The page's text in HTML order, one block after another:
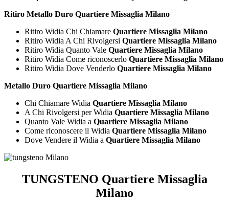
Ritiro Metallo Duro Quartiere Missaglia Milano
Ritiro Widia Chi Chiamare Quartiere Missaglia Milano
Ritiro Widia A Chi Rivolgersi Quartiere Missaglia Milano
Ritiro Widia Quanto Vale Quartiere Missaglia Milano
Ritiro Widia Come riconoscerlo Quartiere Missaglia Milano
Ritiro Widia Dove Venderlo Quartiere Missaglia Milano
Metallo Duro Quartiere Missaglia Milano
Chi Chiamare Widia Quartiere Missaglia Milano
A Chi Rivolgersi per Widia Quartiere Missaglia Milano
Quanto Vale Widia a Quartiere Missaglia Milano
Come riconoscere il Widia Quartiere Missaglia Milano
Dove Vendere il Widia a Quartiere Missaglia Milano
TUNGSTENO Quartiere Missaglia
Milano